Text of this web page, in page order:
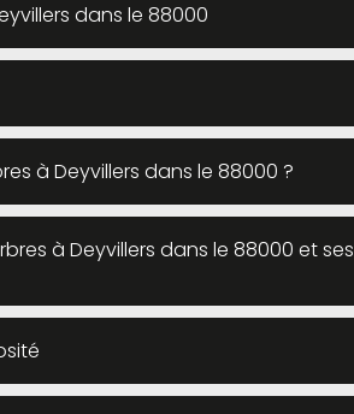
dans le 88000
à Deyvillers dans le 88000 ?
à Deyvillers dans le 88000 et ses